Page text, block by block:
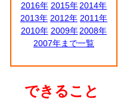
2016年 2015年 2014年
2013年 2012年 2011年
2010年 2009年 2008年
2007年まで一覧
できること